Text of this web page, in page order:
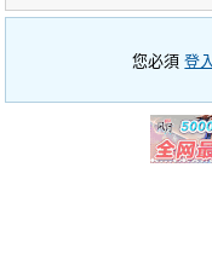
您必須登入